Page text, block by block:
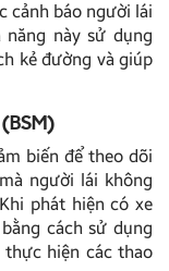
cảnh báo người lái
này sử dụng
kẻ đường và giúp
biến để theo dõi
người lái không
phát hiện có xe
cách sử dụng
thực hiện các thao